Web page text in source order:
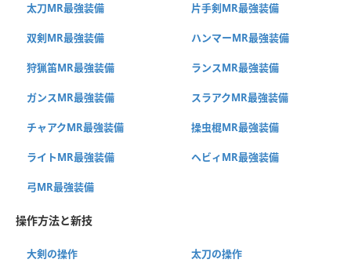
太刀MR最強装備 片手剣MR最強装備
双剣MR最強装備 ハンマーMR最強装備
狩猟笛MR最強装備 ランスMR最強装備
ガンスMR最強装備 スラアクMR最強装備
チャアクMR最強装備 操虫棍MR最強装備
ライトMR最強装備 ヘビィMR最強装備
弓MR最強装備
操作方法と新技
大剣の操作 太刀の操作